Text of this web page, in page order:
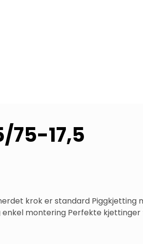
75-17,5
krok er standard
montering Perfekte